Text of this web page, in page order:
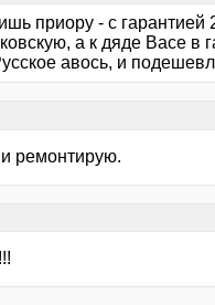
приору - с гарантией
а к дяде Васе
авось, и
ремонтирую.